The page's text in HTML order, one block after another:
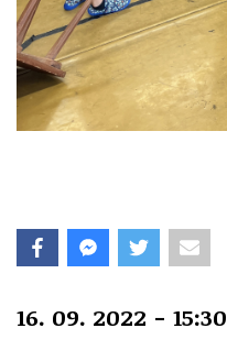
16. 09. 2022 - 15:30